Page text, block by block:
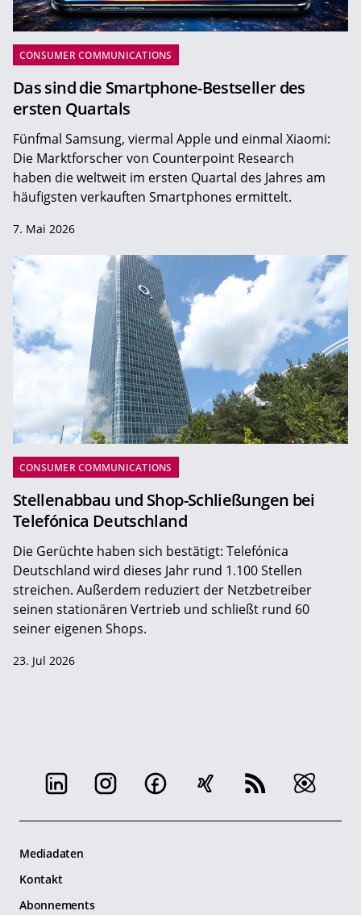
CONSUMER COMMUNICATIONS
Das sind die Smartphone-Bestseller des
ersten Quartals
Fünfmal Samsung, viermal Apple und einmal Xiaomi:
Die Marktforscher von Counterpoint Research
haben die weltweit im ersten Quartal des Jahres am
häufigsten verkauften Smartphones ermittelt.
7. Mai 2026
CONSUMER COMMUNICATIONS
Stellenabbau und Shop-Schließungen bei
Telefónica Deutschland
Die Gerüchte haben sich bestätigt: Telefónica
Deutschland wird dieses Jahr rund 1.100 Stellen
streichen. Außerdem reduziert der Netzbetreiber
seinen stationären Vertrieb und schließt rund 60
seiner eigenen Shops.
23. Jul 2026
Mediadaten
Kontakt
Abonnements